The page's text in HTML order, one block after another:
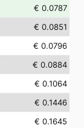
€ 0.0787
€ 0.0851
€ 0.0796
€ 0.0884
€ 0.1064
€ 0.1446
€ 0.1645